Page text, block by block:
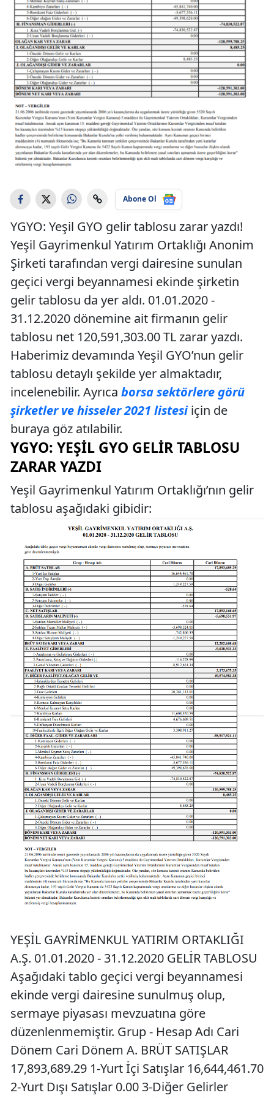
Abone Ol
YGYO: Yeşil GYO gelir tablosu zarar yazdı!
Yeşil Gayrimenkul Yatırım Ortaklığı Anonim
Şirketi tarafından vergi dairesine sunulan
geçici vergi beyannamesi ekinde şirketin
gelir tablosu da yer aldı. 01.01.2020 -
31.12.2020 dönemine ait firmanın gelir
tablosu net 120,591,303.00 TL zarar yazdı.
Haberimiz devamında Yeşil GYO’nun gelir
tablosu detaylı şekilde yer almaktadır,
incelenebilir. Ayrıca borsa sektörlere görü
şirketler ve hisseler 2021 listesiiçin de
buraya göz atılabilir.
YGYO: YEŞIL GYO GELIR TABLOSU
ZARAR YAZDI
Yeşil Gayrimenkul Yatırım Ortaklığı’nın gelir
tablosu aşağıdaki gibidir:
YEŞİL GAYRİMENKUL YATIRIM ORTAKLIĞI
A.Ş. 01.01.2020 - 31.12.2020 GELİR TABLOSU
Aşağıdaki tablo geçici vergi beyannamesi
ekinde vergi dairesine sunulmuş olup,
sermaye piyasası mevzuatına göre
düzenlenmemiştir. Grup - Hesap Adı Cari
Dönem Cari Dönem A. BRÜT SATIŞLAR
17,893,689.29 1-Yurt İçi Satışlar 16,644,461.70
2-Yurt Dışı Satışlar 0.00 3-Diğer Gelirler